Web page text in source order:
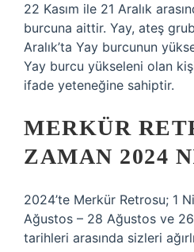
22 Kasım ile 21 Aralık
burcuna aittir. Yay, ateş
Aralık’ta Yay burcunun
Yay burcu yükseleni olan
ifade yeteneğine sahiptir.
MERKÜR
ZAMAN 2024
2024’te Merkür Retrosu; 1
Ağustos – 28 Ağustos ve 26
tarihleri ​​arasında sizleri